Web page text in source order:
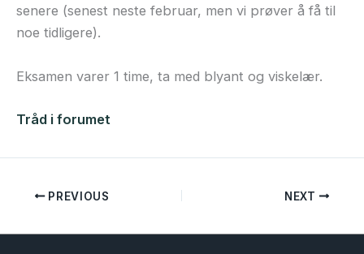
senere (senest neste februar, men vi prøver å få til
noe tidligere).
Eksamen varer 1 time, ta med blyant og viskelær.
Tråd i forumet
PREVIOUS NEXT